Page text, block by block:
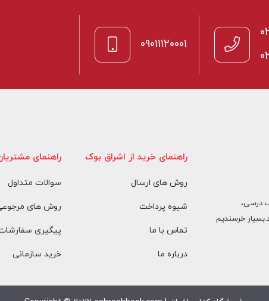
09011120001
درسی،
خرسندیم
راهنمای خرید از اشراق بوک
روش های ارسال
شیوه پرداخت
تماس با ما
درباره ما
راهنمای
سوالات متداول
روش های مرجوعی
پیگیری
خرید سازمانی